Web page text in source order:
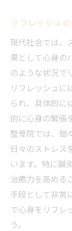
リフレッシュ
現代社会では、
果として心身の
のような状況で
リフレッシュに
られ、具体的に
的に心身の緊張
整骨院では、個
日々のストレス
います。特に鍼
治癒力を高める
手段として非常
で心身をリフレ
う。